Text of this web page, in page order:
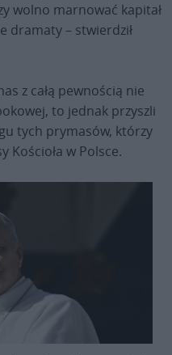
wolno marnować kapitał
dramaty – stwierdził
z całą pewnością nie
to jednak przyszli
tych prymasów, którzy
Kościoła w Polsce.